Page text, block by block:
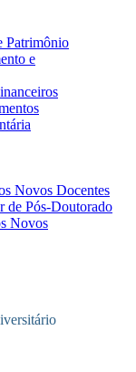
Patrimônio
e
Novos Docentes
de Pós-Doutorado
Novos